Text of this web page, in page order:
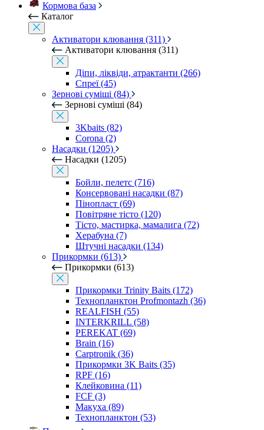
Кормова база
Каталог
Активатори клювання (311)
Активатори клювання (311)
Діпи, ліквіди, атрактанти (266)
Спреї (45)
Зернові суміші (84)
Зернові суміші (84)
3Kbaits (82)
Corona (2)
Насадки (1205)
Насадки (1205)
Бойли, пелетс (716)
Консервовані насадки (87)
Пінопласт (69)
Повітряне тісто (120)
Тісто, мастирка, мамалига (72)
Херабуна (7)
Штучні насадки (134)
Прикормки (613)
Прикормки (613)
Прикормки Trinity Baits (172)
Технопланктон Profmontazh (36)
REALFISH (55)
INTERKRILL (58)
PEREKAT (69)
Brain (16)
Carptronik (36)
Прикормки 3K Baits (35)
RPF (16)
Клейковина (11)
FCF (3)
Макуха (89)
Технопланктон (53)